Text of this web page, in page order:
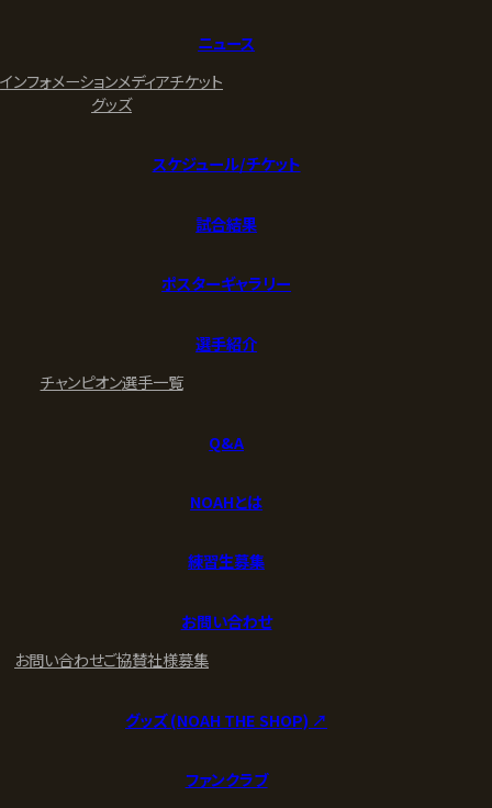
ニュース
インフォメーションメディアチケット
グッズ
スケジュール/チケット
試合結果
ポスターギャラリー
選手紹介
チャンピオン選手一覧
Q&A
NOAHとは
練習生募集
お問い合わせ
お問い合わせご協賛社様募集
グッズ (NOAH THE SHOP) ↗︎
ファンクラブ